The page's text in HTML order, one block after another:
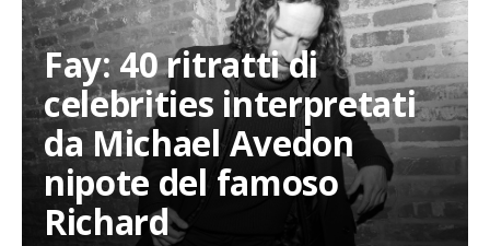
Fay: 40 ritratti di
celebrities interpretati
da Michael Avedon
nipote del famoso
Richard